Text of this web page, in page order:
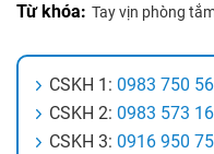
Từ khóa: Tay vịn phòng
CSKH 1: 0983 750
CSKH 2: 0983 573
CSKH 3: 0916 950